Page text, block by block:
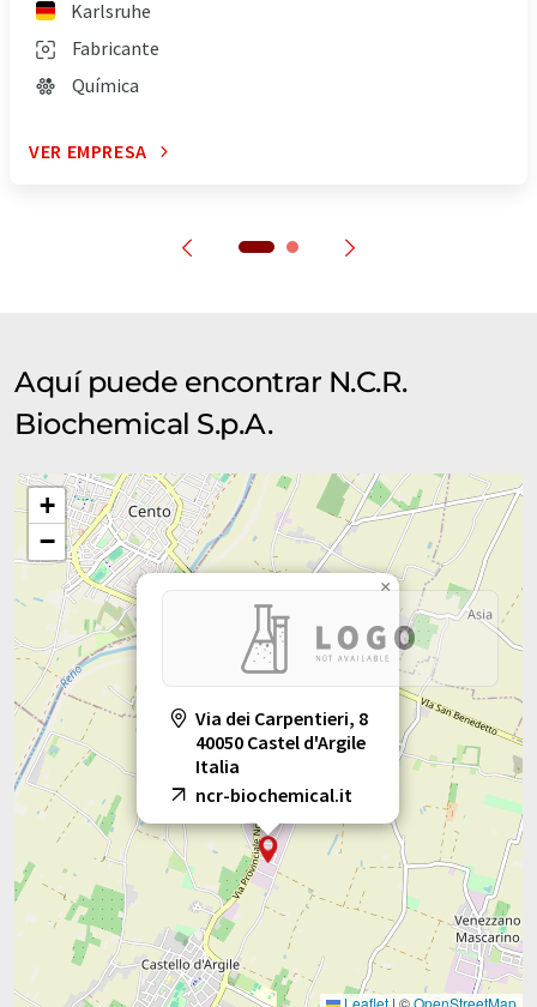
Karlsruhe
Fabricante
Química
VER EMPRESA
Aquí puede encontrar N.C.R.
Biochemical S.p.A.
Via dei Carpentieri, 8
40050 Castel d'Argile
Italia
ncr-biochemical.it
×
+
−